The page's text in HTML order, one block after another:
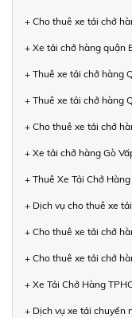
+ Cho thuê xe tải chở
+ Xe tải chở hàng quận
+ Thuê xe tải chở hàng
+ Thuê xe tải chở hàng
+ Cho thuê xe tải chở
+ Xe tải chở hàng Gò
+ Thuê Xe Tải Chở
+ Dịch vụ cho thuê xe
+ Cho thuê xe tải chở
+ Cho thuê xe tải chở
+ Xe Tải Chở Hàng
+ Dịch vụ xe tải chuyển